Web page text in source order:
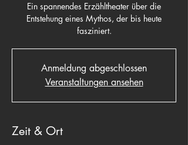
Ein spannendes Erzähltheater über die
Entstehung eines Mythos, der bis heute
fasziniert.
Anmeldung abgeschlossen
Veranstaltungen ansehen
Zeit & Ort